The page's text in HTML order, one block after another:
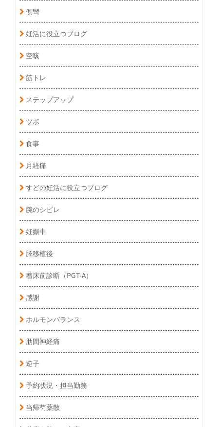
側彎
妊活に役立つブログ
空咳
筋トレ
ステップアップ
ツボ
食事
月経痛
すどの妊活に役立つブログ
腕のシビレ
妊娠中
胚移植後
着床前診断（PGT-A）
感謝
ホルモンバランス
肋間神経痛
逆子
予約状況・担当勤務
当帰芍薬散